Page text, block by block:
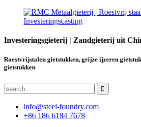
Investeringsgieterij | Zandgieterij uit
Roestvrijstalen gietstukken, grijze ijzeren
gietstukken
info@steel-foundry.com
+86 186 6184 7678